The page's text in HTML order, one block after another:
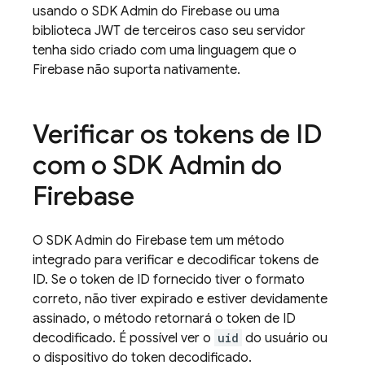
usando o SDK Admin do Firebase ou uma
biblioteca JWT de terceiros caso seu servidor
tenha sido criado com uma linguagem que o
Firebase não suporta nativamente.
Verificar os tokens de ID
com o SDK Admin do
Firebase
O SDK Admin do Firebase tem um método
integrado para verificar e decodificar tokens de
ID. Se o token de ID fornecido tiver o formato
correto, não tiver expirado e estiver devidamente
assinado, o método retornará o token de ID
decodificado. É possível ver o uid do usuário ou
o dispositivo do token decodificado.